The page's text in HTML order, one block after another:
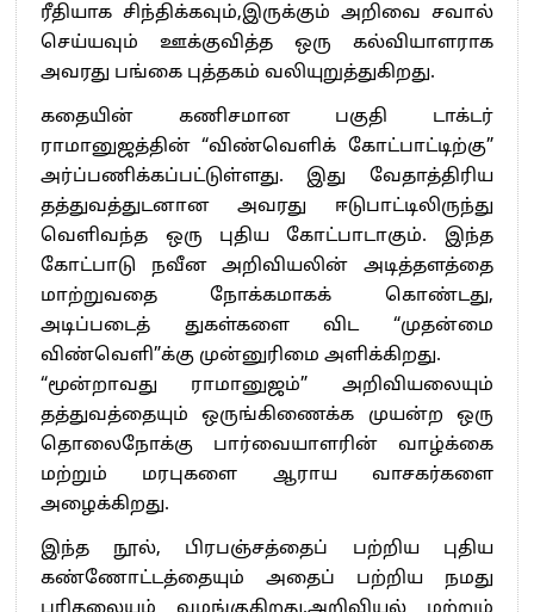
ரீதியாக சிந்திக்கவும்,இருக்கும் அறிவை சவால்
செய்யவும் ஊக்குவித்த ஒரு கல்வியாளராக
அவரது பங்கை புத்தகம் வலியுறுத்துகிறது.
கதையின் கணிசமான பகுதி டாக்டர்
ராமானுஜத்தின் “விண்வெளிக் கோட்பாட்டிற்கு”
அர்ப்பணிக்கப்பட்டுள்ளது. இது வேதாத்திரிய
தத்துவத்துடனான அவரது ஈடுபாட்டிலிருந்து
வெளிவந்த ஒரு புதிய கோட்பாடாகும். இந்த
கோட்பாடு நவீன அறிவியலின் அடித்தளத்தை
மாற்றுவதை நோக்கமாகக் கொண்டது,
அடிப்படைத் துகள்களை விட “முதன்மை
விண்வெளி”க்கு முன்னுரிமை அளிக்கிறது.
“மூன்றாவது ராமானுஜம்” அறிவியலையும்
தத்துவத்தையும் ஒருங்கிணைக்க முயன்ற ஒரு
தொலைநோக்கு பார்வையாளரின் வாழ்க்கை
மற்றும் மரபுகளை ஆராய வாசகர்களை
அழைக்கிறது.
இந்த நூல், பிரபஞ்சத்தைப் பற்றிய புதிய
கண்ணோட்டத்தையும் அதைப் பற்றிய நமது